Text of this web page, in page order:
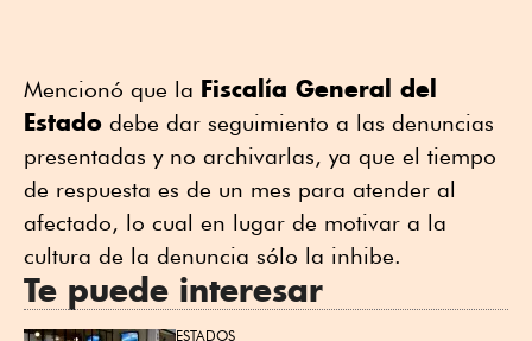
Mencionó que la Fiscalía General del
Estado debe dar seguimiento a las denuncias
presentadas y no archivarlas, ya que el tiempo
de respuesta es de un mes para atender al
afectado, lo cual en lugar de motivar a la
cultura de la denuncia sólo la inhibe.
Te puede interesar
ESTADOS